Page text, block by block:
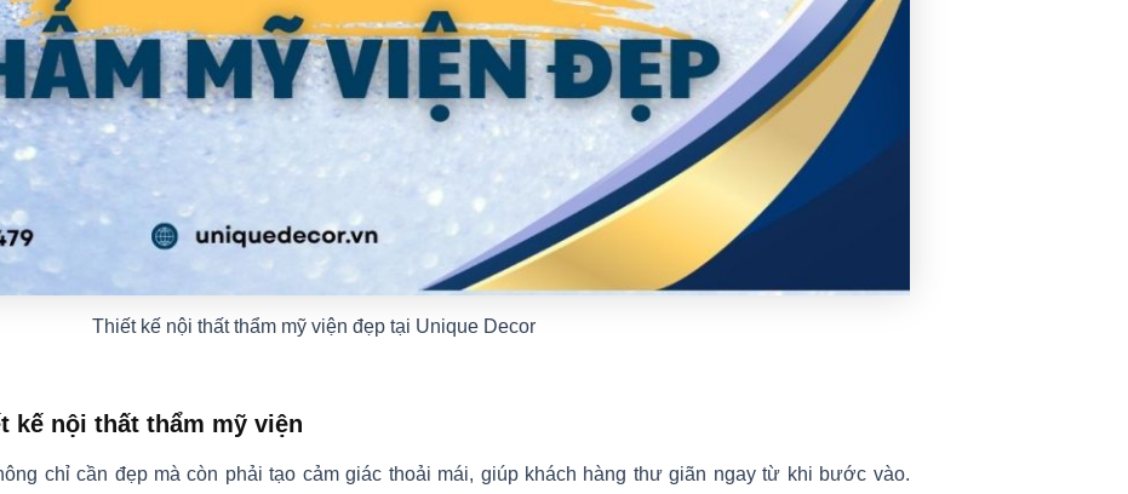
Thiết kế nội thất thẩm mỹ viện đẹp tại Unique Decor
kế nội thất thẩm mỹ viện
chỉ cần đẹp mà còn phải tạo cảm giác thoải mái, giúp khách hàng thư giãn ngay từ khi bước vào.